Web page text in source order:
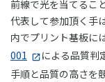
前線で光を当てるこ
代表して参加頂く手
内でプリント基板に
001
による品質判
手順と品質の高さを